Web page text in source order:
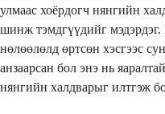
улмаас хоёрдогч нянгийн
шинж тэмдгүүдийг мэдэрдэг.
нөлөөлөлд өртсөн хэсгээс
анзаарсан бол энэ нь
нянгийн халдварыг илтгэж